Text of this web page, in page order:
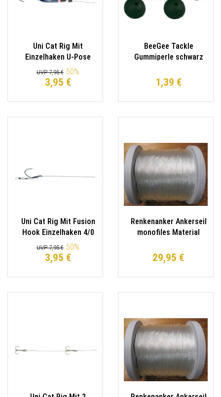
Uni Cat Rig Mit
Einzelhaken U-Pose
mit Rassel 4/0
UVP 7,95 € 50%
3,95 €
BeeGee Tackle
Gummiperle schwarz
1,39 €
Uni Cat Rig Mit Fusion
Hook Einzelhaken 4/0
UVP 7,95 € 50%
3,95 €
Renkenanker Ankerseil
monofiles Material
Lauflänge 125kg
Tragkraft
29,95 €